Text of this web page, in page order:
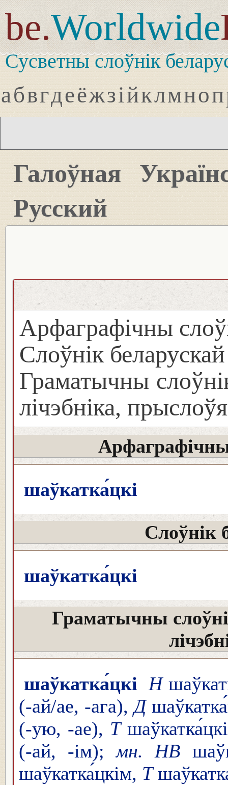
be.Worldwide
Сусветны слоўнік
абвгдеёжзійклмноп
Галоўная
Русский
Арфаграфічны
Слоўнік
Граматычны
лічэбніка, прыслоўя
шаўкатка́цкі
Слоўнік
шаўкатка́цкі
Граматычны
шаўкатка́цкі Н
(-ай/ае, -ага),Д
(-ую, -ае), Т
(-ай, -ім);мн. НВ
шаўкатка́цкім, Т